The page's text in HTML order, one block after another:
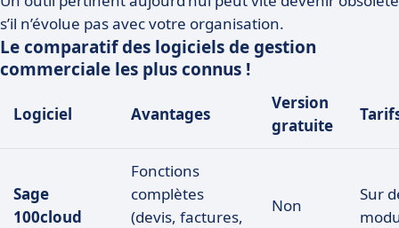
s’il n’évolue pas avec votre organisation.
Le comparatif des logiciels de gestion
commerciale les plus connus !
Logiciel Avantages
Version
gratuite
Sage
100cloud
Fonctions
complètes
(devis, factures,
Non
Sur